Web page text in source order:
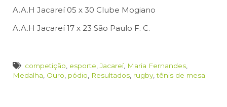
A.A.H Jacareí 05 x 30 Clube Mogiano
A.A.H Jacareí 17 x 23 São Paulo F. C.
competição esporte ,Jacareí, Maria Fernandes
Medalha Ouro pódio Resultados rugby ,tênis de mesa